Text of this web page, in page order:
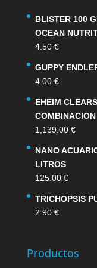
BLISTER 100
OCEAN
4.50 €
GUPPY
4.00 €
EHEIM
1,139.00 €
NANO
LITROS
125.00 €
TRICHOPSIS
2.90 €
Productos